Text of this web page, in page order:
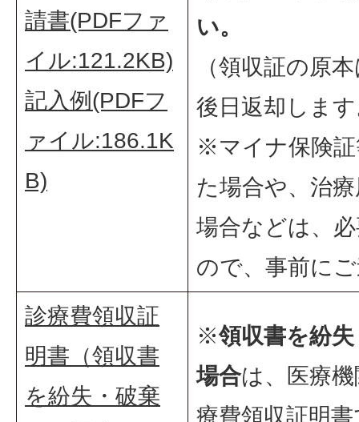
請書(PDFファ
イル:121.2KB)
記入例(PDFフ
ァイル:186.1K
B)
い。
（領収証の原
後日返却しま
※マイナ保険
た場合や、治
場合などは、
ので、事前に
診療費領収証
明書（領収書
を紛失・破棄
※領収書を紛
場合は、医療
療費領収証明